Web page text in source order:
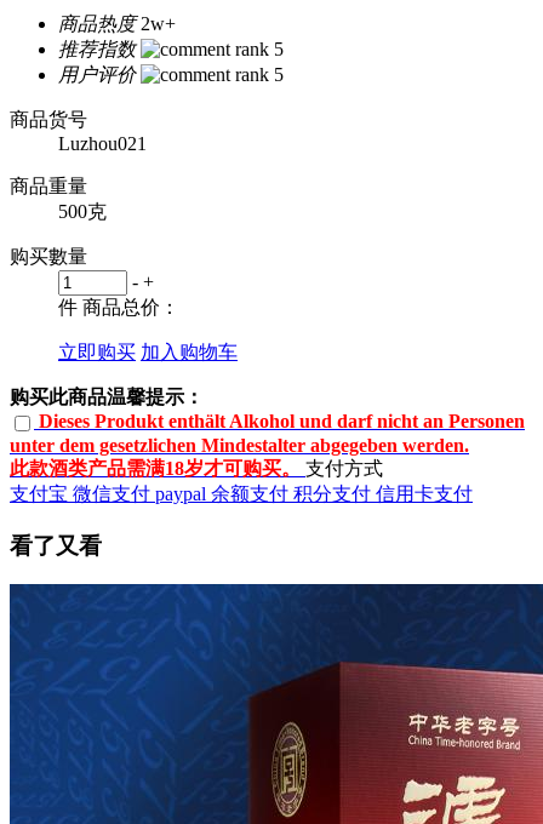
商品热度 2w+
推荐指数
用户评价
商品货号
Luzhou021
商品重量
500克
购买數量
- +
件 商品总价：
立即购买 加入购物车
购买此商品温馨提示：
Dieses Produkt enthält Alkohol und darf nicht an Personen
unter dem gesetzlichen Mindestalter abgegeben werden.
此款酒类产品需满18岁才可购买。
支付方式
支付宝 微信支付 paypal 余额支付 积分支付 信用卡支付
看了又看